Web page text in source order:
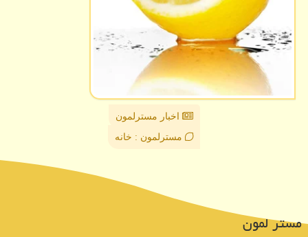
اخبار مسترلمون
مسترلمون : خانه
مستر لمون